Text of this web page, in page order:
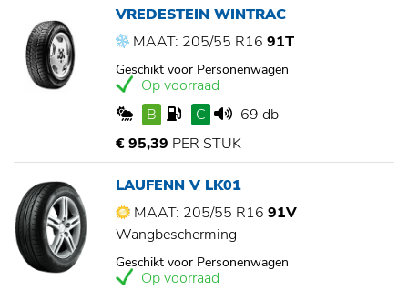
VREDESTEIN WINTRAC
MAAT: 205/55 R16 91T
Geschikt voor Personenwagen
Op voorraad
B
C
69 db
€ 95,39 PER STUK
LAUFENN V LK01
MAAT: 205/55 R16 91V
Wangbescherming
Geschikt voor Personenwagen
Op voorraad